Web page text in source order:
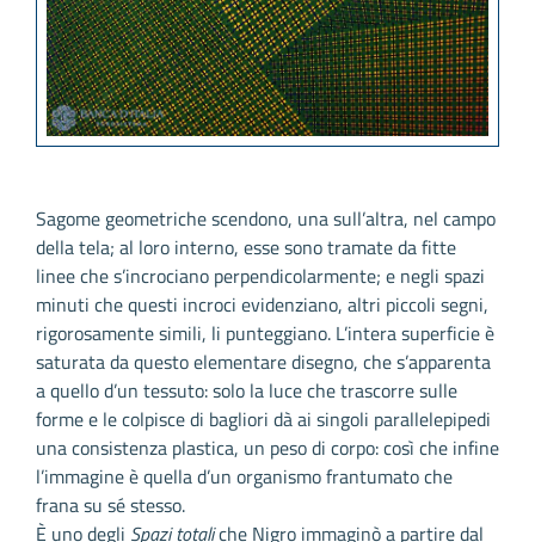
Sagome geometriche scendono, una sull’altra, nel campo
della tela; al loro interno, esse sono tramate da fitte
linee che s’incrociano perpendicolarmente; e negli spazi
minuti che questi incroci evidenziano, altri piccoli segni,
rigorosamente simili, li punteggiano. L’intera superficie è
saturata da questo elementare disegno, che s’apparenta
a quello d’un tessuto: solo la luce che trascorre sulle
forme e le colpisce di bagliori dà ai singoli parallelepipedi
una consistenza plastica, un peso di corpo: così che infine
l’immagine è quella d’un organismo frantumato che
frana su sé stesso.
È uno degli Spazi totaliche Nigro immaginò a partire dal